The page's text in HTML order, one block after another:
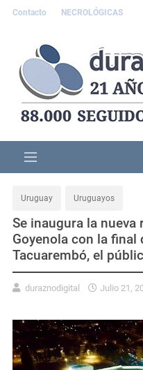
Contacto NECROLÓGICAS
Uruguay Uruguayos
Se inaugura la
Goyenola con la final
Tacuarembó, el
duraznodigital Julio 21,